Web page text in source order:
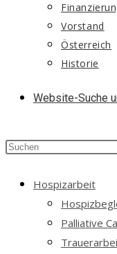
Vorstand
Österreich
Historie
Website-Suche
Hospizarbeit
Palliative